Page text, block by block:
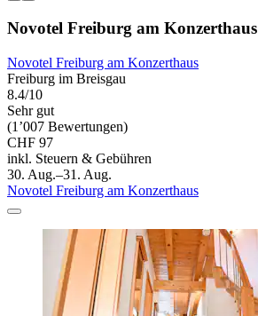
Novotel Freiburg am Konzerthaus
Novotel Freiburg am Konzerthaus
Freiburg im Breisgau
8.4/10
Sehr gut
(1’007 Bewertungen)
CHF 97
inkl. Steuern & Gebühren
30. Aug.–31. Aug.
Novotel Freiburg am Konzerthaus